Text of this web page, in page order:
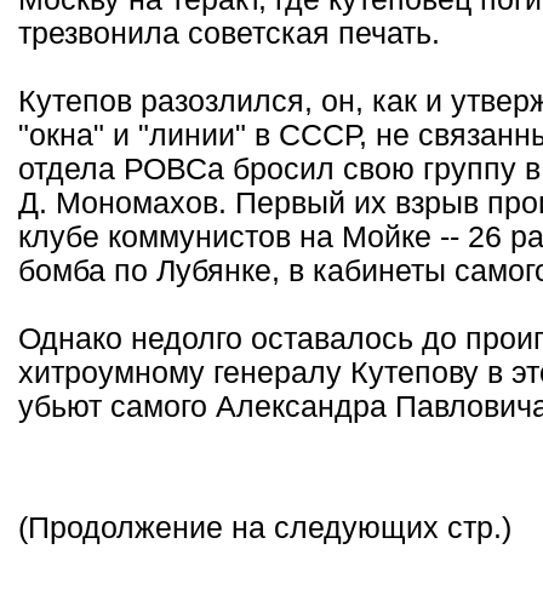
трезвонила советская печать.
Кутепов разозлился, он, как и
"окна" и "линии" в СССР, не
отдела РОВСа бросил свою группу
Д. Мономахов. Первый их взрыв
клубе коммунистов на Мойке -- 26
бомба по Лубянке, в кабинеты
Однако недолго оставалось до
хитроумному генералу Кутепову в
убьют самого Александра
(Продолжение на следующих стр.)